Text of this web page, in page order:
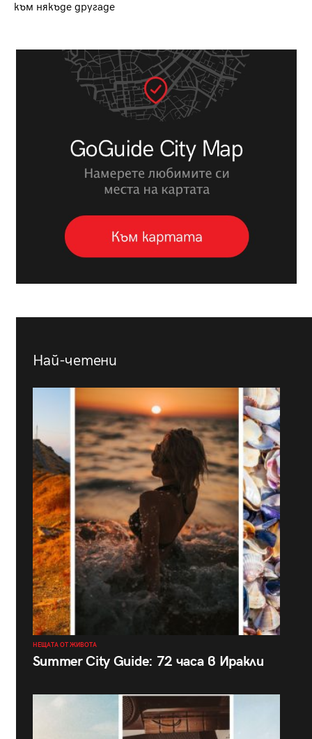
към някъде другаде
Най-четени
НЕЩАТА ОТ ЖИВОТА
Summer City Guide: 72 часа в Иракли